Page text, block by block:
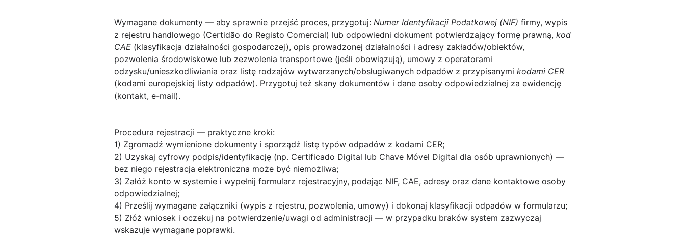
Wymagane dokumenty — aby sprawnie przejść proces, przygotuj: Numer Identyfikacji Podatkowej (NIF) firmy, wypis
z rejestru handlowego (Certidão do Registo Comercial) lub odpowiedni dokument potwierdzający formę prawną, kod
CAE (klasyfikacja działalności gospodarczej), opis prowadzonej działalności i adresy zakładów/obiektów,
pozwolenia środowiskowe lub zezwolenia transportowe (jeśli obowiązują), umowy z operatorami
odzysku/unieszkodliwiania oraz listę rodzajów wytwarzanych/obsługiwanych odpadów z przypisanymi kodami CER
(kodami europejskiej listy odpadów). Przygotuj też skany dokumentów i dane osoby odpowiedzialnej za ewidencję
(kontakt, e-mail).
Procedura rejestracji — praktyczne kroki:
1) Zgromadź wymienione dokumenty i sporządź listę typów odpadów z kodami CER;
2) Uzyskaj cyfrowy podpis/identyfikację (np. Certificado Digital lub Chave Móvel Digital dla osób uprawnionych) —
bez niego rejestracja elektroniczna może być niemożliwa;
3) Załóż konto w systemie i wypełnij formularz rejestracyjny, podając NIF, CAE, adresy oraz dane kontaktowe osoby
odpowiedzialnej;
4) Prześlij wymagane załączniki (wypis z rejestru, pozwolenia, umowy) i dokonaj klasyfikacji odpadów w formularzu;
5) Złóż wniosek i oczekuj na potwierdzenie/uwagi od administracji — w przypadku braków system zazwyczaj
wskazuje wymagane poprawki.